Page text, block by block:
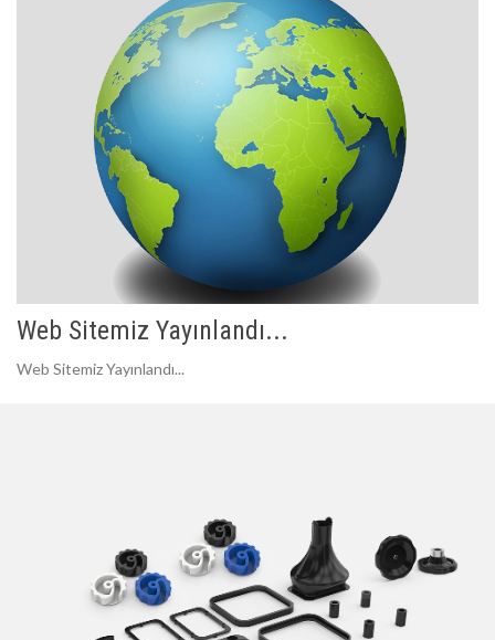
Web Sitemiz Yayınlandı...
Web Sitemiz Yayınlandı...